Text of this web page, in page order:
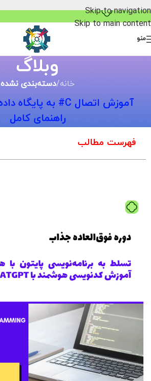
خرید قسطی با ترب‌پی
Skip to navigation
Skip to main content
منو
وبلاگ
خانه/دسته‌بندی نشده
راهنمای کامل
فهرست مطالب